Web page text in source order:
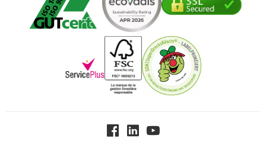
Transport
Services de A à Z
Histoire
Inspiration
Paiement d'avance